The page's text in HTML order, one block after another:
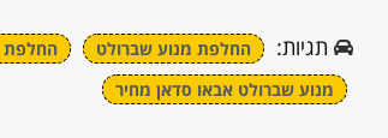
תגיות: החלפת מנוע שברולט החלפת
מנוע שברולט אבאו סדאן מחיר